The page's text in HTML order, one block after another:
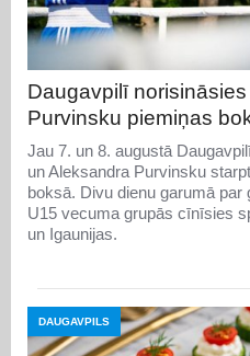
Daugavpilī
Purvinsku piemiņas
Jau 7. un 8. augustā
un Aleksandra Purvinsku
boksā. Divu dienu garumā par
U15 vecuma grupās cīnīsies
un Igaunijas.
DAUGAVPILS